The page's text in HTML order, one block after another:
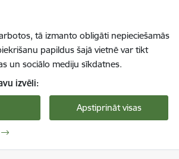
tā izmanto obligāti nepieciešamās
papildus šajā vietnē var tikt
un sociālo mediju sīkdatnes.
izvēli:
Apstiprināt visas